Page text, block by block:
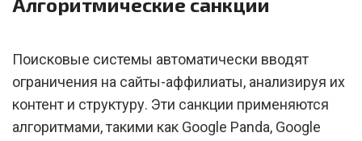
Поисковые системы автоматически вводят
ограничения на сайты-аффилиаты, анализируя их
контент и структуру. Эти санкции применяются
алгоритмами, такими как Google Panda, Google